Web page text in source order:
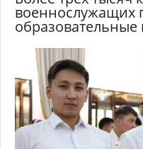
военнослужащих
образовательные